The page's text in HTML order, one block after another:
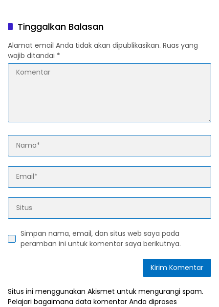
Tinggalkan Balasan
Alamat email Anda tidak akan dipublikasikan. Ruas yang
wajib ditandai *
Simpan nama, email, dan situs web saya pada
peramban ini untuk komentar saya berikutnya.
Situs ini menggunakan Akismet untuk mengurangi spam.
Pelajari bagaimana data komentar Anda diproses